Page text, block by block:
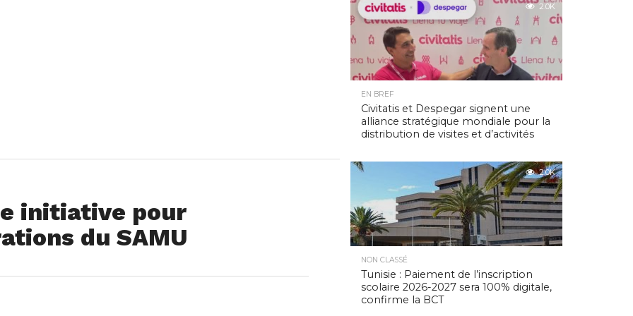
initiative pour
du SAMU
2.0K
EN BREF
Civitatis et Despegar signent une
alliance stratégique mondiale pour la
distribution de visites et d’activités
2.0K
NON CLASSÉ
Tunisie : Paiement de l’inscription
scolaire 2026-2027 sera 100% digitale,
confirme la BCT